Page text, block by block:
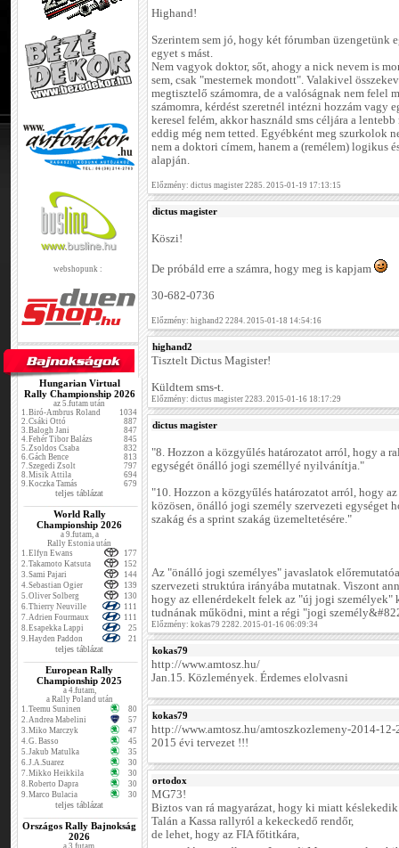
webshopunk :
Hungarian Virtual
Rally Championship 2026
az 5.futam után
1.Biró-Ambrus Roland
1034
2.Csáki Ottó
887
3.Balogh Jani
847
4.Fehér Tibor Balázs
845
5.Zsoldos Csaba
832
6.Gách Bence
813
7.Szegedi Zsolt
797
8.Misik Attila
694
9.Koczka Tamás 679
teljes táblázat
World Rally
Championship 2026
a 9.futam, a
Rally Estonia után
1.Elfyn Ewans
177
2.Takamoto Katsuta
152
3.Sami Pajari
144
4.Sebastian Ogier
139
5.Oliver Solberg
130
6.Thierry Neuville
111
7.Adrien Fourmaux
111
8.Esapekka Lappi
25
9.Hayden Paddon 21
teljes táblázat
European Rally
Championship 2025
a 4.futam,
a Rally Poland után
1.Teemu Suninen
80
2.Andrea Mabelini
57
3.Miko Marczyk
47
4.G. Basso
45
5.Jakub Matulka
35
6.J.A.Suarez
30
7.Mikko Heikkila
30
8.Roberto Dapra
30
9.Marco Bulacia 30
teljes táblázat
Országos Rally Bajnokság
2026
a 3.futam,
Highand!
Szerintem sem jó, hogy két fórumban üzengetünk
egyet s mást.
Nem vagyok doktor, sőt, ahogy a nick nevem is
sem, csak "mesternek mondott". Valakivel
megtisztelő számomra, de a valóságnak nem felel
számomra, kérdést szeretnél intézni hozzám vagy
keresel felém, akkor használd sms céljára a
eddig még nem tetted. Egyébként meg szurkolok
nem a doktori címem, hanem a (remélem) logikus
alapján.
Előzmény: dictus magister 2285. 2015-01-19 17:13:15
dictus magister
Köszi!
De próbáld erre a számra, hogy meg is kapjam
30-682-0736
Előzmény: highand2 2284. 2015-01-18 14:54:16
highand2
Tisztelt Dictus Magister!
Küldtem sms-t.
Előzmény: dictus magister 2283. 2015-01-16 18:17:29
dictus magister
"8. Hozzon a közgyűlés határozatot arról, hogy a
egységét önálló jogi személlyé nyilvánítja."
"10. Hozzon a közgyűlés határozatot arról, hogy
közösen, önálló jogi személy szervezeti egységet
szakág és a sprint szakág üzemeltetésére."
Az "önálló jogi személyes" javaslatok
szervezeti struktúra irányába mutatnak. Viszont
hogy az ellenérdekelt felek az "új jogi személyek"
tudnának működni, mint a régi "jogi
Előzmény: kokas79 2282. 2015-01-16 06:09:34
kokas79
http://www.amtosz.hu/
Jan.15. Közlemények. Érdemes elolvasni
kokas79
http://www.amtosz.hu/amtoszkozlemeny-2014-12-
2015 évi tervezet !!!
ortodox
MG73!
Biztos van rá magyarázat, hogy ki miatt
Talán a Kassa rallyról a kekeckedő rendőr,
de lehet, hogy az FIA főtitkára,